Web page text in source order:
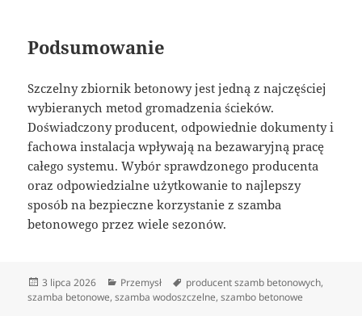
Podsumowanie
Szczelny zbiornik betonowy jest jedną z najczęściej
wybieranych metod gromadzenia ścieków.
Doświadczony producent, odpowiednie dokumenty i
fachowa instalacja wpływają na bezawaryjną pracę
całego systemu. Wybór sprawdzonego producenta
oraz odpowiedzialne użytkowanie to najlepszy
sposób na bezpieczne korzystanie z szamba
betonowego przez wiele sezonów.
Data
publikacji
3 lipca 2026 Kategorie
Przemysł Tagi
producent szamb betonowych,
szamba betonowe,szamba wodoszczelne,szambo betonowe